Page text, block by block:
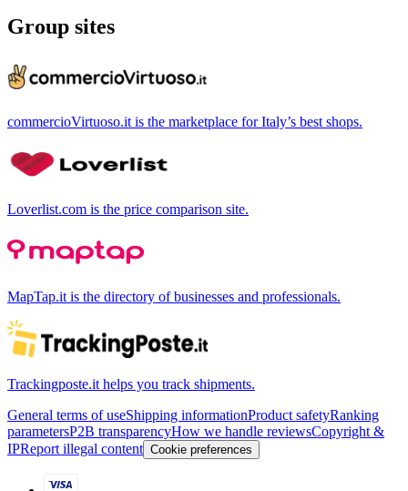
Group sites
commercioVirtuoso.it is the marketplace for Italy’s best shops.
Loverlist.com is the price comparison site.
MapTap.it is the directory of businesses and professionals.
Trackingposte.it helps you track shipments.
General terms of useShipping informationProduct safetyRanking
parametersP2B transparencyHow we handle reviewsCopyright &
IPReport illegal content Cookie preferences